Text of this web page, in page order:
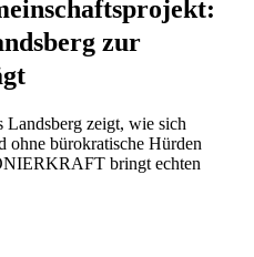
zur
Landsberg zeigt, wie sich
ohne bürokratische Hürden
bringt echten